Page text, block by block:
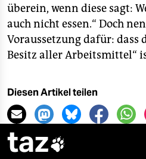
überein, wenn diese sagt:
auch nicht essen.“ Doch
Voraussetzung dafür: dass
Besitz aller Arbeitsmittel“
Diesen Artikel teilen
taz